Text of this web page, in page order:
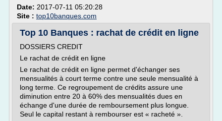
Date: 2017-07-11 05:20:28
Site : top10banques.com
Top 10 Banques : rachat de crédit en ligne
DOSSIERS CREDIT
Le rachat de crédit en ligne
Le rachat de crédit en ligne permet d'échanger ses
mensualités à court terme contre une seule mensualité à
long terme. Ce regroupement de crédits assure une
diminution entre 20 à 60% des mensualités dues en
échange d'une durée de remboursement plus longue.
Seul le capital restant à rembourser est « racheté ».